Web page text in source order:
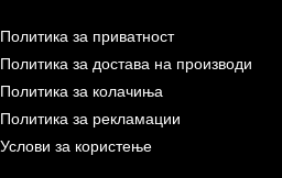
Политика за приватност
Политика за достава на производи
Политика за колачиња
Политика за рекламации
Услови за користење